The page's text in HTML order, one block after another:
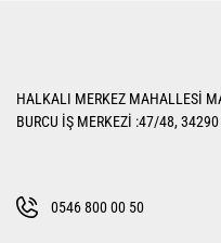
Ürün açıklamasında eksik
Bu ürüne benzer farklı
HALKALI MERKEZ MAHALLESİ
BURCU İŞ MERKEZİ :47/48,
0546 800 00 50